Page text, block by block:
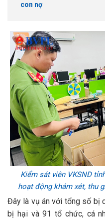
con nợ
Kiểm sát viên VKSND
hoạt động khám xét, thu
Đây là vụ án với tổng số bị
bị hại và 91 tổ chức, cá